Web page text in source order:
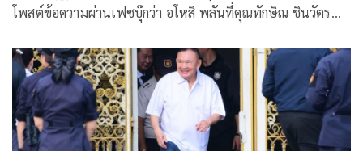
โพสต์ข้อความผ่านเฟซบุ๊กว่า อโหสิ พลันที่คุณทักษิณ ชินวัตร